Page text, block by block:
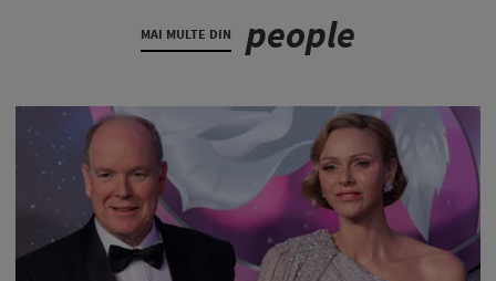
MAI MULTE DIN people